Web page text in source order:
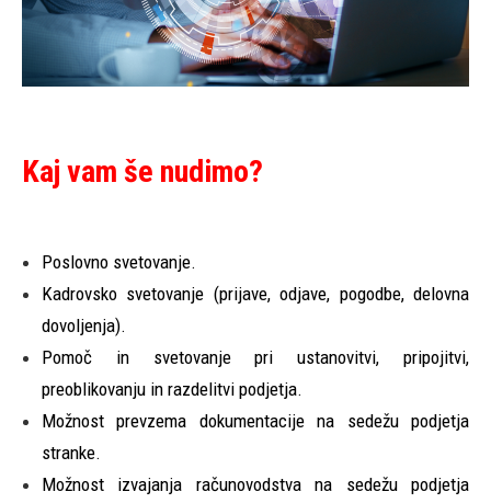
Kaj vam še nudimo?
Poslovno svetovanje.
Kadrovsko svetovanje (prijave, odjave, pogodbe, delovna
dovoljenja).
Pomoč in svetovanje pri ustanovitvi, pripojitvi,
preoblikovanju in razdelitvi podjetja.
Možnost prevzema dokumentacije na sedežu podjetja
stranke.
Možnost izvajanja računovodstva na sedežu podjetja